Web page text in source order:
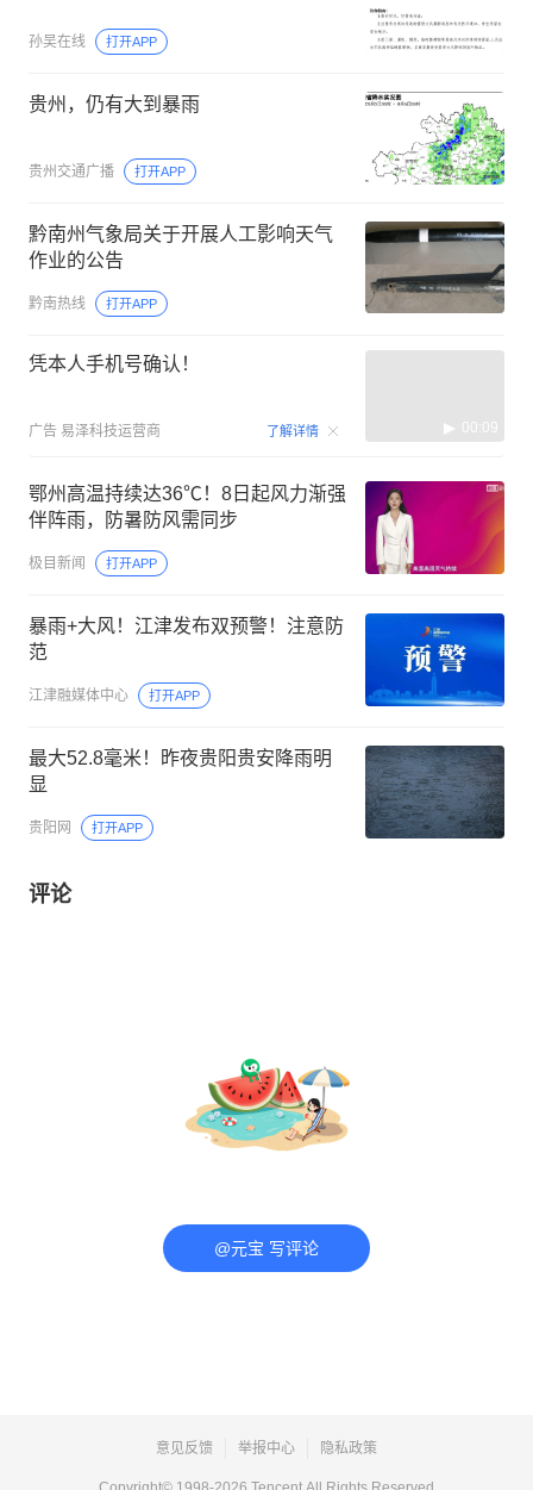
孙吴在线 打开APP
贵州，仍有大到暴雨
贵州交通广播 打开APP
黔南州气象局关于开展人工影响天气
作业的公告
黔南热线 打开APP
凭本人手机号确认！
广告 易泽科技运营商 了解详情 00:09
鄂州高温持续达36℃！8日起风力渐强
伴阵雨，防暑防风需同步
极目新闻 打开APP
暴雨+大风！江津发布双预警！注意防
范
江津融媒体中心 打开APP
最大52.8毫米！昨夜贵阳贵安降雨明
显
贵阳网 打开APP
评论
@元宝 写评论
意见反馈 举报中心 隐私政策